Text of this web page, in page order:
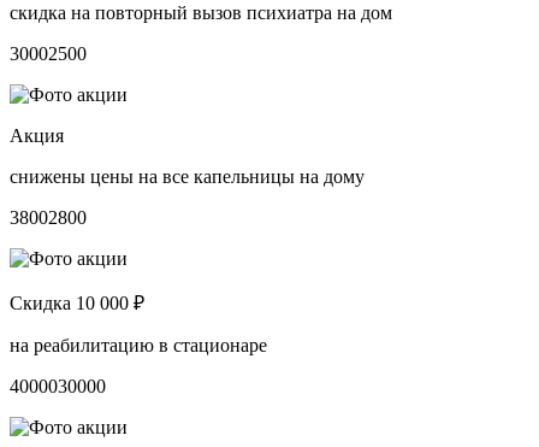
скидка на повторный вызов психиатра на дом
30002500
Акция
снижены цены на все капельницы на дому
38002800
Скидка 10 000 ₽
на реабилитацию в стационаре
4000030000